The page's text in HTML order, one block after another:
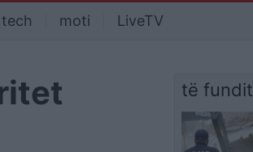
tech moti LiveTV
të fundit